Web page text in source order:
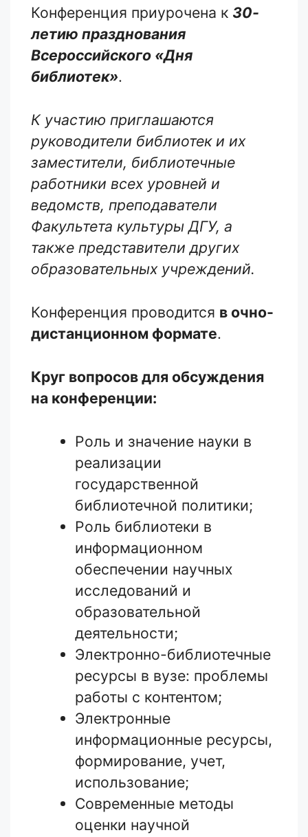
Конференция приурочена к 30-
летию празднования
Всероссийского «Дня
библиотек».
К участию приглашаются
руководители библиотек и их
заместители, библиотечные
работники всех уровней и
ведомств, преподаватели
Факультета культуры ДГУ, а
также представители других
образовательных учреждений.
Конференция проводится в очно-
дистанционном формате.
Круг вопросов для обсуждения
на конференции:
Роль и значение науки в
реализации
государственной
библиотечной политики;
Роль библиотеки в
информационном
обеспечении научных
исследований и
образовательной
деятельности;
Электронно-библиотечные
ресурсы в вузе: проблемы
работы с контентом;
Электронные
информационные ресурсы,
формирование, учет,
использование;
Современные методы
оценки научной